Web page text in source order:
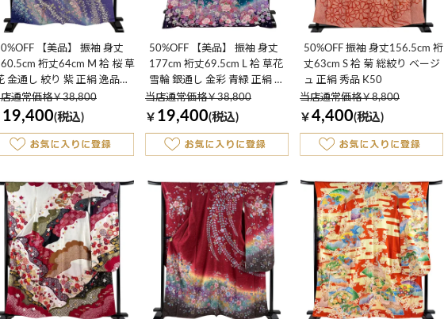
【美品】 振袖 身丈
裄丈64cm M 袷 桜 草
金通し 絞り 紫 正絹 逸品
通常価格￥38,800
19,400(税込)
50%OFF 【美品】 振袖 身丈
177cm 裄丈69.5cm L 袷 草花
雪輪 銀通し 金彩 青緑 正絹 逸
品 K50
当店通常価格￥38,800
￥ 19,400(税込)
50%OFF 振袖 身丈156.5cm 裄
丈63cm S 袷 菊 総絞り ベージ
ュ 正絹 秀品 K50
当店通常価格￥8,800
￥ 4,400(税込)